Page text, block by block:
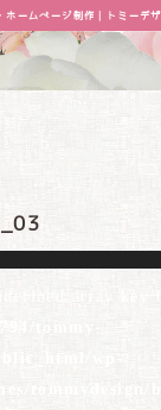
ホームページ制作｜トミーデ
tommydesign/